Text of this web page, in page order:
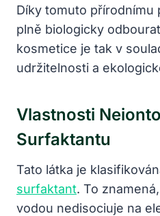
Díky tomuto přírodnímu
plně biologicky
kosmetice je tak v
udržitelnosti a
Vlastnosti
Surfaktantu
Tato látka je
surfaktant. To
vodou nedisociuje na